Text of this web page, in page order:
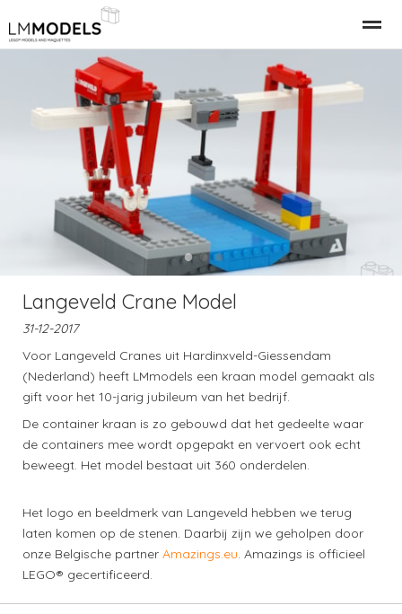
Relatiegeschenk Bedrijfspand LEGO Gebouwen
Nieuws E-mail
● ● ●
Langeveld Crane Model
31-12-2017
Voor Langeveld Cranes uit Hardinxveld-Giessendam
(Nederland) heeft LMmodels een kraan model gemaakt als
gift voor het 10-jarig jubileum van het bedrijf.
De container kraan is zo gebouwd dat het gedeelte waar
de containers mee wordt opgepakt en vervoert ook echt
beweegt. Het model bestaat uit 360 onderdelen.
Het logo en beeldmerk van Langeveld hebben we terug
laten komen op de stenen. Daarbij zijn we geholpen door
onze Belgische partner Amazings.eu. Amazings is officieel
LEGO® gecertificeerd.